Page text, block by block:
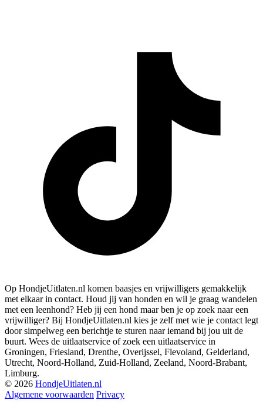
Op HondjeUitlaten.nl komen baasjes en vrijwilligers gemakkelijk
met elkaar in contact. Houd jij van honden en wil je graag wandelen
met een leenhond? Heb jij een hond maar ben je op zoek naar een
vrijwilliger? Bij HondjeUitlaten.nl kies je zelf met wie je contact legt
door simpelweg een berichtje te sturen naar iemand bij jou uit de
buurt. Wees de uitlaatservice of zoek een uitlaatservice in
Groningen, Friesland, Drenthe, Overijssel, Flevoland, Gelderland,
Utrecht, Noord-Holland, Zuid-Holland, Zeeland, Noord-Brabant,
Limburg.
© 2026 HondjeUitlaten.nl
Algemene voorwaarden Privacy